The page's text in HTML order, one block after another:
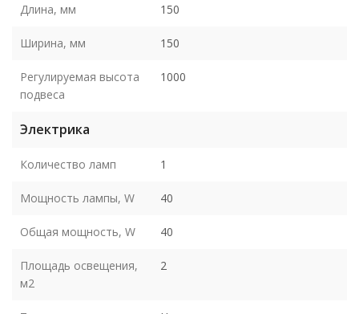
Длина, мм 150
Ширина, мм 150
Регулируемая высота
подвеса
1000
Электрика
Количество ламп 1
Мощность лампы, W 40
Общая мощность, W 40
Площадь освещения,
м2
2